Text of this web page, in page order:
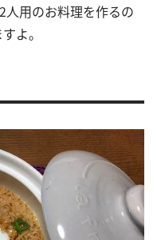
人用のお料理を作るの
よ。